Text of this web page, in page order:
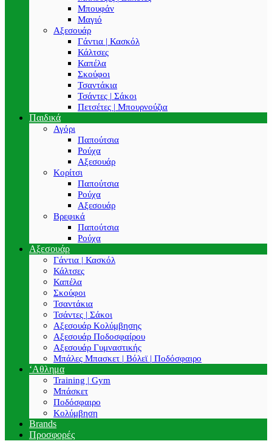
Μπουφάν
Μαγιό
Αξεσουάρ
Γάντια | Κασκόλ
Κάλτσες
Καπέλα
Σκούφοι
Τσαντάκια
Τσάντες | Σάκοι
Πετσέτες | Μπουρνούζια
Παιδικά
Αγόρι
Παπούτσια
Ρούχα
Αξεσουάρ
Κορίτσι
Παπούτσια
Ρούχα
Αξεσουάρ
Βρεφικά
Παπούτσια
Ρούχα
Αξεσουάρ
Γάντια | Κασκόλ
Κάλτσες
Καπέλα
Σκούφοι
Τσαντάκια
Τσάντες | Σάκοι
Αξεσουάρ Κολύμβησης
Αξεσουάρ Ποδοσφαίρου
Αξεσουάρ Γυμναστικής
Μπάλες Μπασκετ | Βόλεϊ | Ποδόσφαιρο
‘Αθλημα
Training | Gym
Μπάσκετ
Ποδόσφαιρο
Κολύμβηση
Brands
Προσφορές